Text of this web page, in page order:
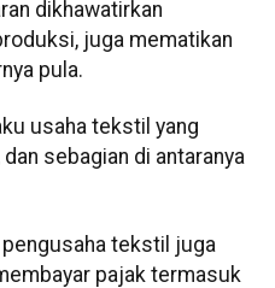
dikhawatirkan
juga mematikan
pula.
usaha tekstil yang
sebagian di antaranya
pengusaha tekstil juga
pajak termasuk